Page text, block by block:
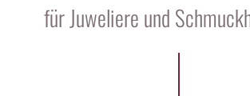
für Juweliere und